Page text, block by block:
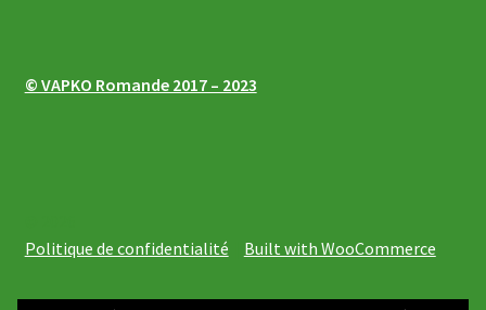
© VAPKO Romande 2017 – 2023
Politique de confidentialité
Built with WooCommerce